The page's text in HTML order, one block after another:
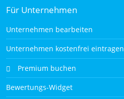
Für Unternehmen
Unternehmen bearbeiten
Unternehmen kostenfrei eintragen
Premium buchen
Bewertungs-Widget